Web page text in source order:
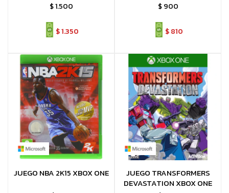
$1.500
$1.350
$ 900
$810
JUEGO NBA 2K15 XBOX ONE
JUEGO TRANSFORMERS
DEVASTATION XBOX ONE